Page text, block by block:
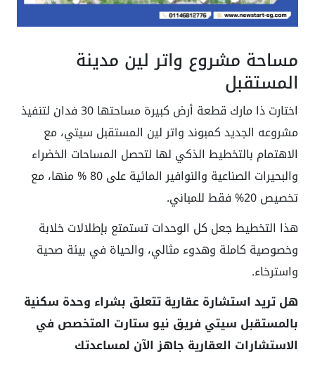
مساحة مشروع واتر لين مدينة
المستقبل
اختارت ذا مارك قطعة أرض كبيرة مساحتها 30 فدان لتنفيذ
مشروعه الجديد كمبوند واتر لين المستقبل سيتي، مع
الاهتمام بالتخطيط الذكي لها لتحصل المساحات الخضراء
والبحيرات الصناعية والنوافير المائية على 80 % منها، مع
تخصيص 20% فقط للمباني.
هذا التخطيط جعل كل الوحدات تستمتع بإطلالات خلابة
وخصوصية كاملة وهدوء مثالي، والحياة في بيئة صحية
واسترخاء.
هل تريد استشارة عقارية تتعلق بشراء وحدة سكنية
بالمستقبل سيتي فريق نيو ستارت المتخصص في
الاستشارات العقارية جاهز الآن لمساعدتك